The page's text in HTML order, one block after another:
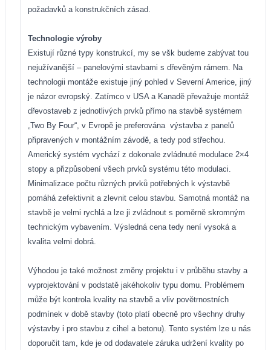
požadavků a konstrukčních zásad.
Technologie výroby
Existují různé typy konstrukcí, my se všk budeme zabývat tou
nejužívanější – panelovými stavbami s dřevěným rámem. Na
technologii montáže existuje jiný pohled v Severní Americe, jiný
je názor evropský. Zatímco v USA a Kanadě převažuje montáž
dřevostaveb z jednotlivých prvků přímo na stavbě systémem
„Two By Four“, v Evropě je preferována výstavba z panelů
připravených v montážním závodě, a tedy pod střechou.
Americký systém vychází z dokonale zvládnuté modulace 2×4
stopy a přizpůsobení všech prvků systému této modulaci.
Minimalizace počtu různých prvků potřebných k výstavbě
pomáhá zefektivnit a zlevnit celou stavbu. Samotná montáž na
stavbě je velmi rychlá a lze ji zvládnout s poměrně skromným
technickým vybavením. Výsledná cena tedy není vysoká a
kvalita velmi dobrá.
Výhodou je také možnost změny projektu i v průběhu stavby a
vyprojektování v podstatě jakéhokoliv typu domu. Problémem
může být kontrola kvality na stavbě a vliv povětrnostních
podmínek v době stavby (toto platí obecně pro všechny druhy
výstavby i pro stavbu z cihel a betonu). Tento systém lze u nás
doporučit tam, kde je od dodavatele záruka udržení kvality po